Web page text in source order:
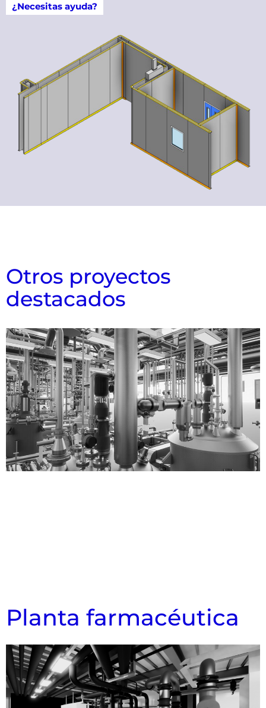
¿Necesitas ayuda?
Otros proyectos
destacados
Planta farmacéutica